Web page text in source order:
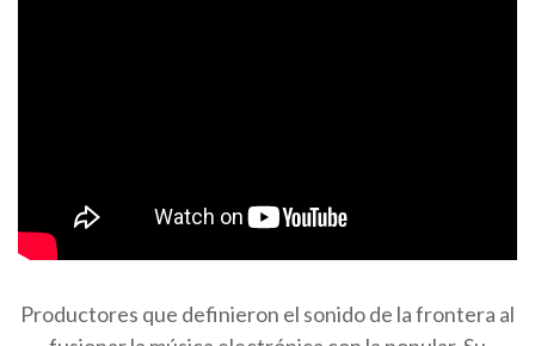
Productores que definieron el sonido de la frontera al